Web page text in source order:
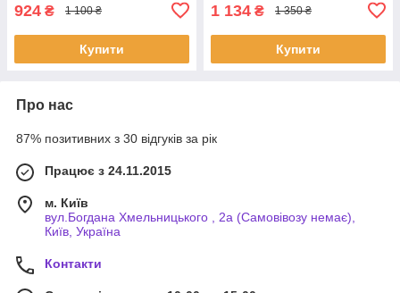
924 ₴ 1 100 ₴
Купити
1 134 ₴ 1 350 ₴
Купити
Про нас
87% позитивних з 30 відгуків за рік
Працює з 24.11.2015
м. Київ
вул.Богдана Хмельницького , 2а (Самовівозу немає),
Київ, Україна
Контакти